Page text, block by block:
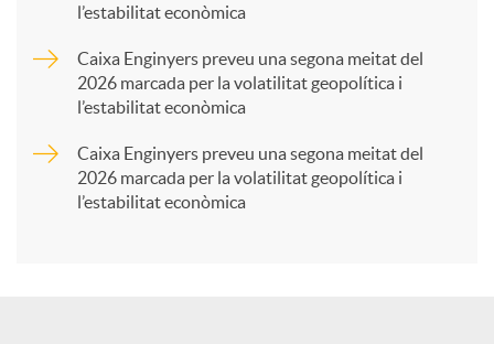
l’estabilitat econòmica
Caixa Enginyers preveu una segona meitat del
2026 marcada per la volatilitat geopolítica i
l’estabilitat econòmica
Caixa Enginyers preveu una segona meitat del
2026 marcada per la volatilitat geopolítica i
l’estabilitat econòmica